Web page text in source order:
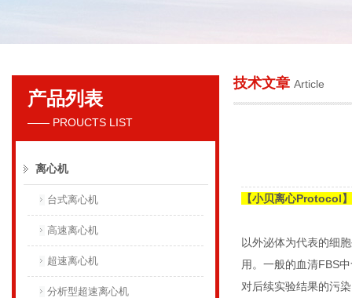
贝克曼库尔特国际贸易（上海）有限公司
产品列表
—— PROUCTS LIST
离心机
台式离心机
高速离心机
超速离心机
分析型超速离心机
技术文章 Article
【小贝离心Protocol
以外泌体为代表的细
用。一般的血清FBS
对后续实验结果的污